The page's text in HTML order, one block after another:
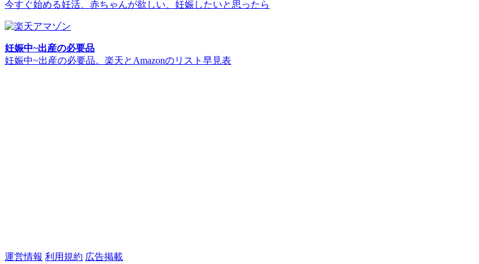
今すぐ始める妊活、赤ちゃんが欲しい、妊娠したいと思ったら
妊娠中~出産の必要品
妊娠中~出産の必要品。楽天とAmazonのリスト早見表
運営情報 利用規約 広告掲載